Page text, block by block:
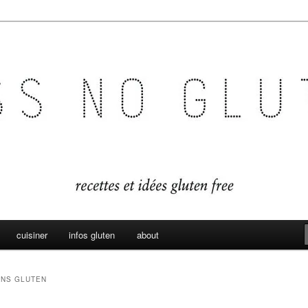
cuisiner infos gluten about
GLUTEN